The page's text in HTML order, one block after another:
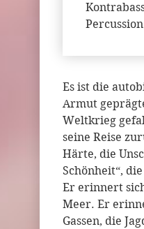
Es ist die
Armut
Weltkrieg
seine Reise
Härte, die
Schönheit“,
Er erinnert
Meer. Er
Gassen, die